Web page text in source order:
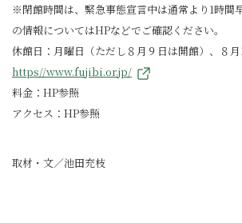
※閉館時間は、緊急事態宣言中は通常より1時間
の情報についてはHPなどでご確認ください。
休館日：月曜日（ただし８月９日は開館）、８月
https//www.fujibi.or.jp/
料金：HP参照
アクセス：HP参照
取材・文／池田充枝